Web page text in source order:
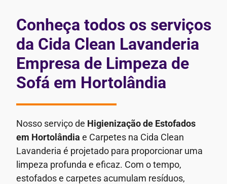
Conheça todos os serviços
da Cida Clean Lavanderia
Empresa de Limpeza de
Sofá em Hortolândia
Nosso serviço de Higienização de Estofados
em Hortolândia e Carpetes na Cida Clean
Lavanderia é projetado para proporcionar uma
limpeza profunda e eficaz. Com o tempo,
estofados e carpetes acumulam resíduos,